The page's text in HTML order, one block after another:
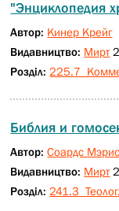
"Энциклопедия
Автор: Кинер Крейг
Видавництво: Мирт
Розділ: 225.7
Библия и
Автор:Соардс
Видавництво: Мирт
Розділ: 241.3